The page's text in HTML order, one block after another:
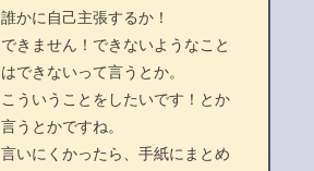
誰かに自己主張するか！
できません！できないようなこと
はできないって言うとか。
こういうことをしたいです！とか
言うとかですね。
言いにくかったら、手紙にまとめ